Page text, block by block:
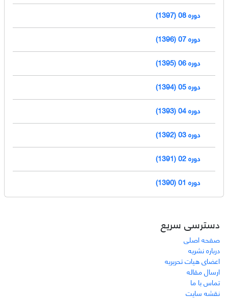
دوره 08 (1397)
دوره 07 (1396)
دوره 06 (1395)
دوره 05 (1394)
دوره 04 (1393)
دوره 03 (1392)
دوره 02 (1391)
دوره 01 (1390)
دسترسی سریع
صفحه اصلی
درباره نشریه
اعضای هیات تحریریه
ارسال مقاله
تماس با ما
نقشه سایت